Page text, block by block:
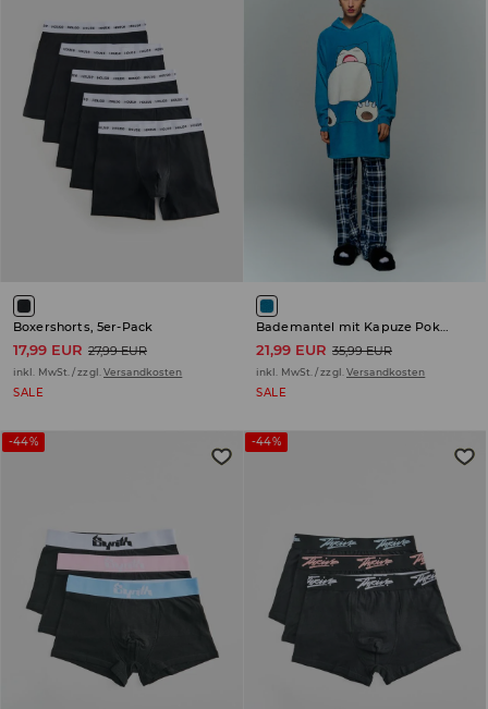
Boxershorts, 5er-Pack
17,99 EUR 27,99 EUR
inkl. MwSt. / zzgl. Versandkosten
SALE
Bademantel mit Kapuze Pokémon
21,99 EUR 35,99 EUR
inkl. MwSt. / zzgl. Versandkosten
SALE
-44% -44%